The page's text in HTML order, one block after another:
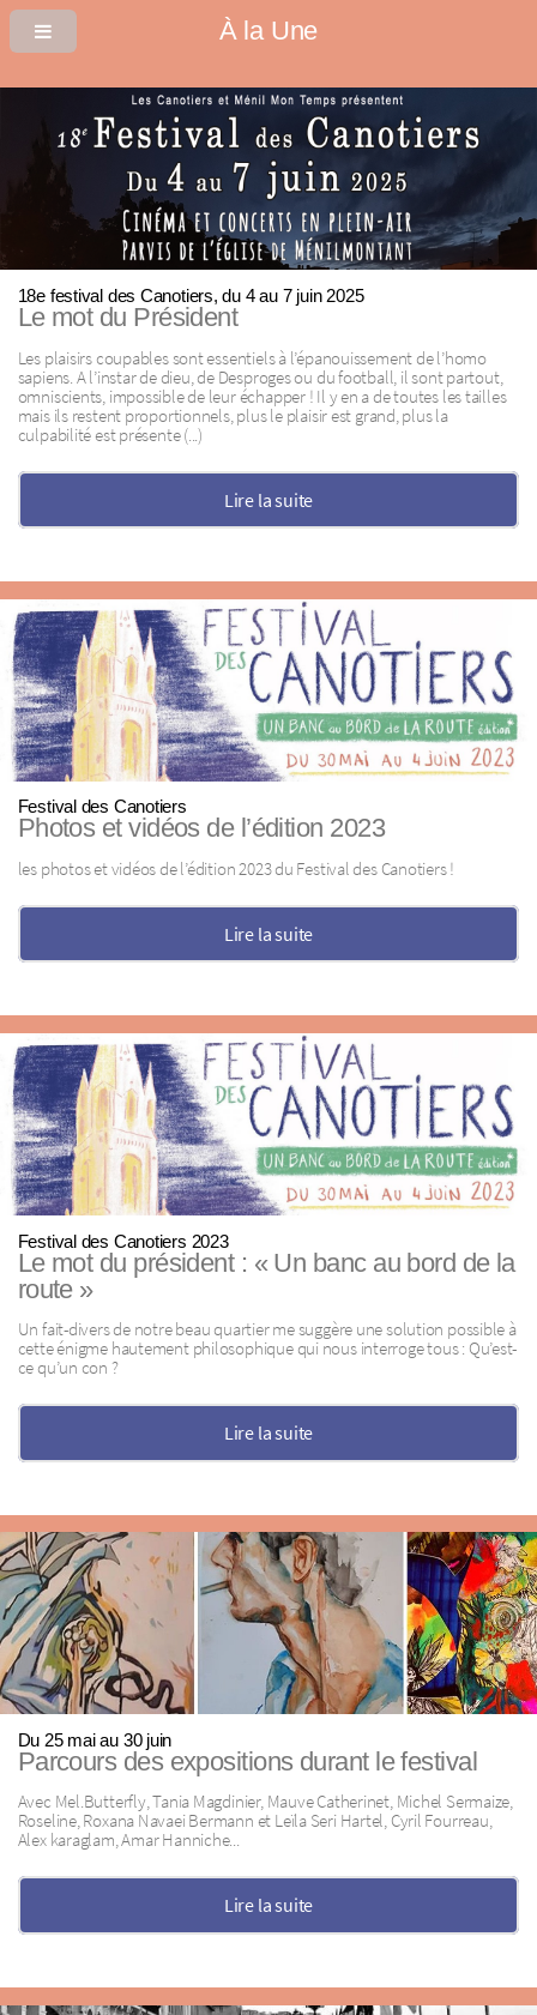
À la Une
18e festival des Canotiers, du 4 au 7 juin 2025
Le mot du Président
Les plaisirs coupables sont essentiels à l’épanouissement de l’homo
sapiens. A l’instar de dieu, de Desproges ou du football, il sont partout,
omniscients, impossible de leur échapper ! Il y en a de toutes les tailles
mais ils restent proportionnels, plus le plaisir est grand, plus la
culpabilité est présente (...)
Lire la suite
Festival des Canotiers
Photos et vidéos de l’édition 2023
les photos et vidéos de l’édition 2023 du Festival des Canotiers !
Lire la suite
Festival des Canotiers 2023
Le mot du président : « Un banc au bord de la
route »
Un fait-divers de notre beau quartier me suggère une solution possible à
cette énigme hautement philosophique qui nous interroge tous : Qu’est-
ce qu’un con ?
Lire la suite
Du 25 mai au 30 juin
Parcours des expositions durant le festival
Avec Mel.Butterfly, Tania Magdinier, Mauve Catherinet, Michel Sermaize,
Roseline, Roxana Navaei Bermann et Leïla Seri Hartel, Cyril Fourreau,
Alex karaglam, Amar Hanniche...
Lire la suite